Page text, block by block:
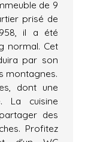
de 9
prisé de
il a été
normal. Cet
par son
montagnes.
dont une
La cuisine
des
Profitez